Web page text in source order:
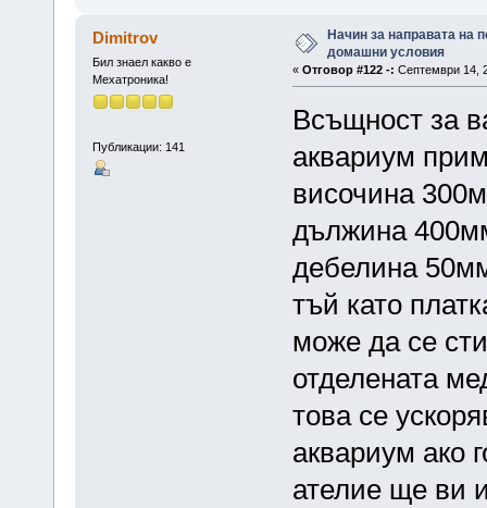
Dimitrov
Бил знаел какво е
Мехатроника!
Публикации: 141
Начин за направата на
домашни условия
« Отговор #122 -: Септември 14,
Всъщност за
аквариум
височина
дължина
дебелина
тъй като
може да се
отделената
това се
аквариум ако
ателие ще ви